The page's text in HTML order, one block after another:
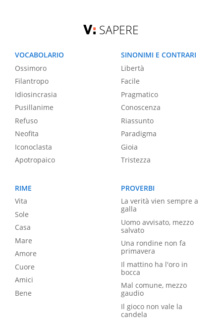
SAPERE
VOCABOLARIO
Ossimoro
Filantropo
Idiosincrasia
Pusillanime
Refuso
Neofita
Iconoclasta
Apotropaico
SINONIMI E CONTRARI
Libertà
Facile
Pragmatico
Conoscenza
Riassunto
Paradigma
Gioia
Tristezza
RIME
Vita
Sole
Casa
Mare
Amore
Cuore
Amici
Bene
PROVERBI
La verità vien sempre a
galla
Uomo avvisato, mezzo
salvato
Una rondine non fa
primavera
Il mattino ha l'oro in
bocca
Mal comune, mezzo
gaudio
Il gioco non vale la
candela